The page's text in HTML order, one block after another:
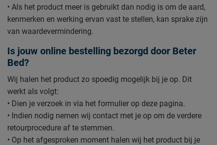
• Als het product meer is gebruikt dan nodig is om de aard,
kenmerken en werking ervan vast te stellen, kan sprake zijn
van waardevermindering.
Is jouw online bestelling bezorgd door Beter
Bed?
Wij halen het product zo spoedig mogelijk bij je op. Dit
werkt als volgt:
• Dien je verzoek in via het formulier op deze pagina.
• Indien nodig nemen wij contact met je op om de verdere
retourprocedure af te stemmen.
• Op het afgesproken moment halen wij het product bij je